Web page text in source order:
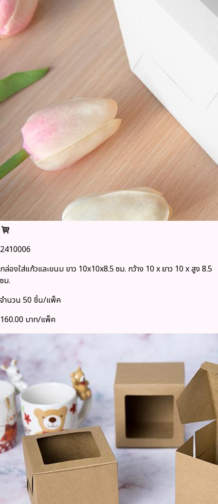
2410006
กล่องใส่แก้วและขนม ขาว 10x10x8.5 ซม. กว้าง 10 x ยาว 10 x สูง 8.5
ซม.
จำนวน 50 ชิ้น/แพ็ค
160.00 บาท/แพ็ค